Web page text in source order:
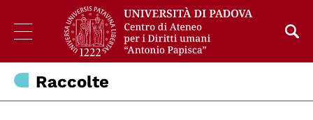
Raccolte